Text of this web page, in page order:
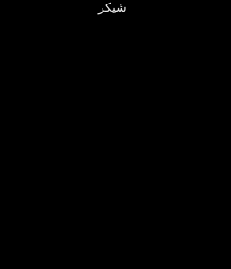
شیکر